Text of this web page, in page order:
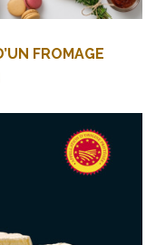
FROMAGE